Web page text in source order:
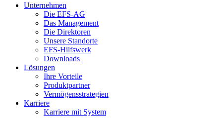
Unternehmen
Die EFS-AG
Das Management
Die Direktoren
Unsere Standorte
EFS-Hilfswerk
Downloads
Lösungen
Ihre Vorteile
Produktpartner
Vermögensstrategien
Karriere
Karriere mit System